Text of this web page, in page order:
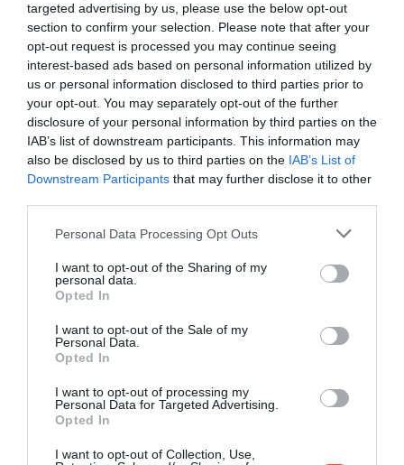
targeted advertising by us, please use the below opt-out
section to confirm your selection. Please note that after your
opt-out request is processed you may continue seeing
interest-based ads based on personal information utilized by
us or personal information disclosed to third parties prior to
your opt-out. You may separately opt-out of the further
disclosure of your personal information by third parties on the
IAB’s list of downstream participants. This information may
also be disclosed by us to third parties on the IAB’s List of
Downstream Participants that may further disclose it to other
Please note that this website/app uses one or more Google
not limited to your visit or usage behaviour. You may click to
grant or deny consent to Google and its third-party tags to
use your data for below specified purposes in below Google
consent section.
Personal Data Processing Opt Outs
I want to opt-out of the Sharing of my
personal data.
Opted In
I want to opt-out of the Sale of my
Personal Data.
Opted In
I want to opt-out of processing my
Personal Data for Targeted Advertising.
Opted In
I want to opt-out of Collection, Use,
Ez is érdekelhet!Mesebeli fehér szarvas
vágott át az autóúton Nógrád közelében –
videó!
MIT ÉRDEMES MÉG TUDNI A
VADMACSKÁKRÓL?
A vadmacskák alapvetően egy rendkívül területhű,
magányos életmódotfolytató ragadozók.
hogy kirándulás során találkozzanak velük az